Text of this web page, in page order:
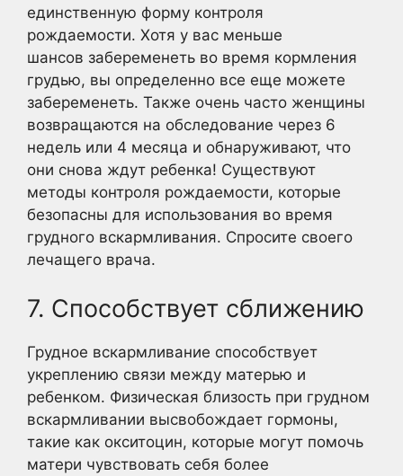
единственную форму контроля
рождаемости. Хотя у вас меньше
шансов забеременеть во время кормления
грудью, вы определенно все еще можете
забеременеть. Также очень часто женщины
возвращаются на обследование через 6
недель или 4 месяца и обнаруживают, что
они снова ждут ребенка! Существуют
методы контроля рождаемости, которые
безопасны для использования во время
грудного вскармливания. Спросите своего
лечащего врача.
7. Способствует сближению
Грудное вскармливание способствует
укреплению связи между матерью и
ребенком. Физическая близость при грудном
вскармливании высвобождает гормоны,
такие как окситоцин, которые могут помочь
матери чувствовать себя более